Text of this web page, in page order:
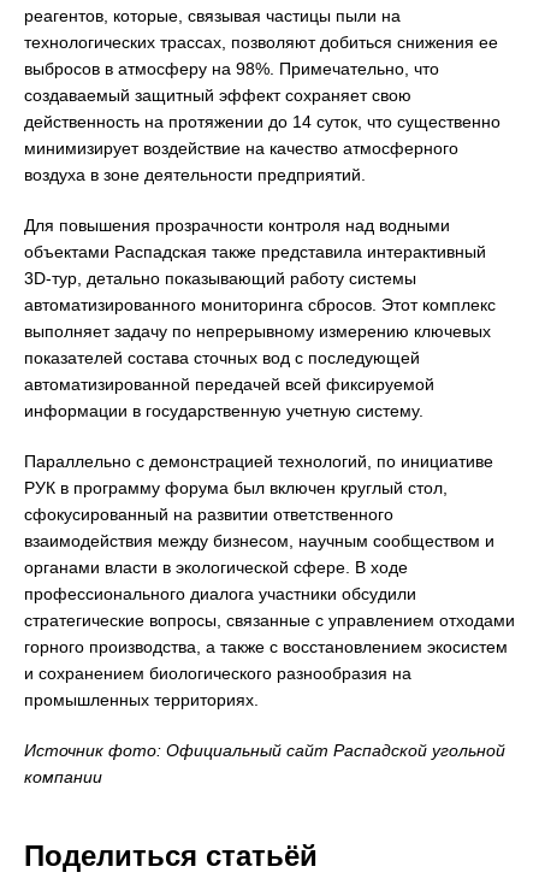
реагентов, которые, связывая частицы пыли на
технологических трассах, позволяют добиться снижения ее
выбросов в атмосферу на 98%. Примечательно, что
создаваемый защитный эффект сохраняет свою
действенность на протяжении до 14 суток, что существенно
минимизирует воздействие на качество атмосферного
воздуха в зоне деятельности предприятий.
Для повышения прозрачности контроля над водными
объектами Распадская также представила интерактивный
3D-тур, детально показывающий работу системы
автоматизированного мониторинга сбросов. Этот комплекс
выполняет задачу по непрерывному измерению ключевых
показателей состава сточных вод с последующей
автоматизированной передачей всей фиксируемой
информации в государственную учетную систему.
Параллельно с демонстрацией технологий, по инициативе
РУК в программу форума был включен круглый стол,
сфокусированный на развитии ответственного
взаимодействия между бизнесом, научным сообществом и
органами власти в экологической сфере. В ходе
профессионального диалога участники обсудили
стратегические вопросы, связанные с управлением отходами
горного производства, а также с восстановлением экосистем
и сохранением биологического разнообразия на
промышленных территориях.
Источник фото: Официальный сайт Распадской угольной
компании
Поделиться статьёй